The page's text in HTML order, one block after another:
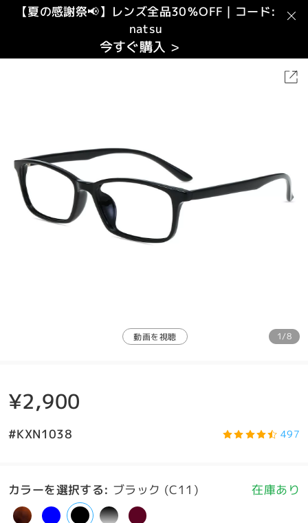
【夏の感謝祭📢】レンズ全品30％OFF｜コード:
natsu
今すぐ購入 >
動画を視聴 1/8
¥2,900
#KXN1038 497
カラーを選択する: ブラック (C11) 在庫あり